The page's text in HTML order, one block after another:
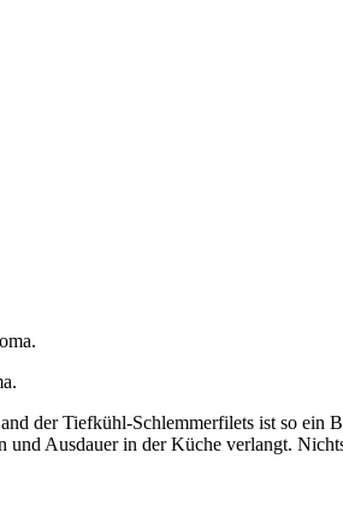
der Tiefkühl-Schlemmerfilets ist so
Ausdauer in der Küche verlangt.